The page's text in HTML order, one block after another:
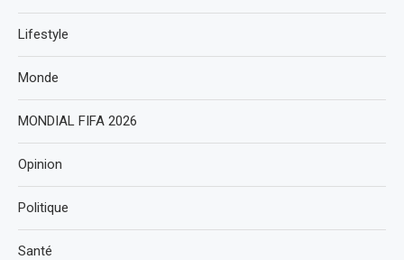
Lifestyle
Monde
MONDIAL FIFA 2026
Opinion
Politique
Santé